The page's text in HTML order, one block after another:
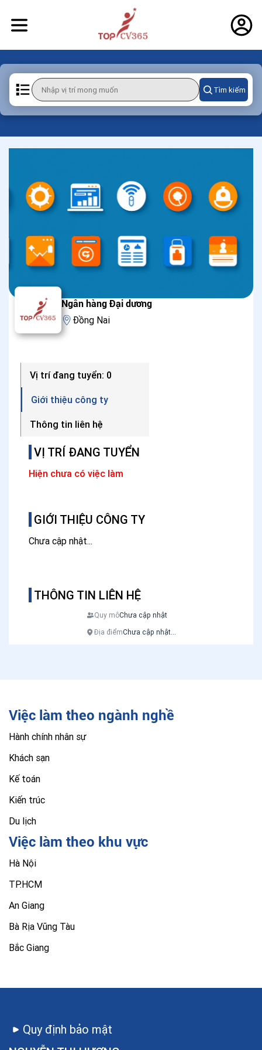
Tìm kiếm
Ngân hàng Đại dương
Đồng Nai
VỊ TRÍ ĐANG TUYỂN
Hiện chưa có việc làm
GIỚI THIỆU CÔNG TY
Chưa cập nhật...
THÔNG TIN LIÊN HỆ
Quy môChưa cập nhật
Địa điểmChưa cập nhật...
Vị trí đang tuyển: 0
Giới thiệu công ty
Thông tin liên hệ
Việc làm theo ngành nghề
Hành chính nhân sự
Khách sạn
Kế toán
Kiến trúc
Du lịch
Việc làm theo khu vực
Hà Nội
TP.HCM
An Giang
Bà Rịa Vũng Tàu
Bắc Giang
Quy định bảo mật